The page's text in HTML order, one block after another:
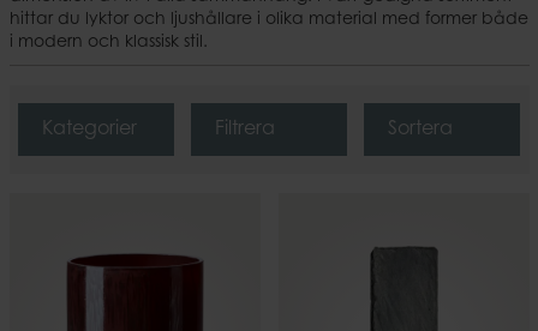
hittar du lyktor och ljushållare i olika material med former både
i modern och klassisk stil.
Kategorier Filtrera Sortera